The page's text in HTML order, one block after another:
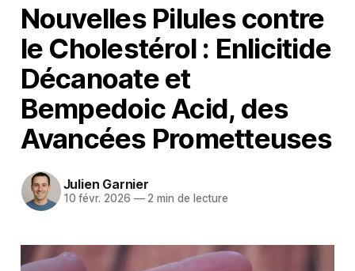
Nouvelles Pilules contre
le Cholestérol : Enlicitide
Décanoate et
Bempedoic Acid, des
Avancées Prometteuses
Julien Garnier
10 févr. 2026 —2 min de lecture